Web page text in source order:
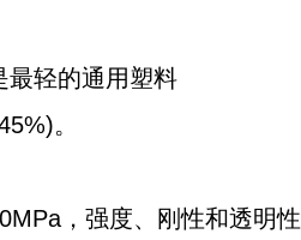
最轻的通用塑料
。
，强度、刚性和透明性